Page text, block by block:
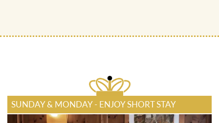
SUNDAY & MONDAY - ENJOY SHORT STAY